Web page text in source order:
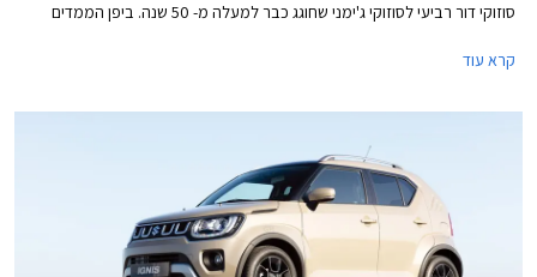
סוזוקי דור רביעי לסוזוקי ג'ימני שחוגג כבר למעלה מ- 50 שנה. ביפן הממדים
במיסוי ומקילים את ההתניידות בסמטאות הצפופות. בישראל זוכה הדור הנוכחי
קרא עוד